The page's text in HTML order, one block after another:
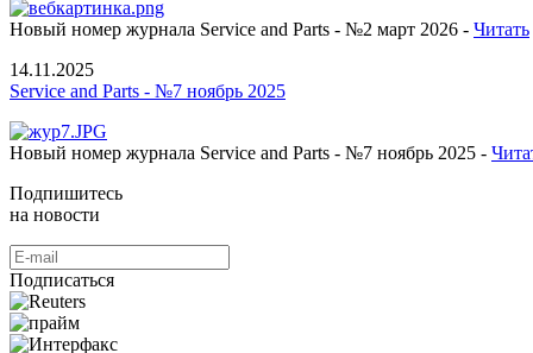
Новый номер журнала Service and Parts - №2 март 2026 - Читать
14.11.2025
Service and Parts - №7 ноябрь 2025
Новый номер журнала Service and Parts - №7 ноябрь 2025 -
Подпишитесь
на новости
Подписаться